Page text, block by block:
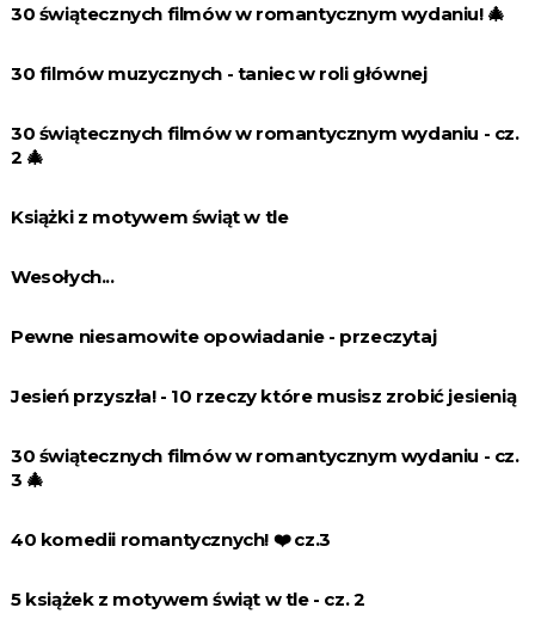
30 świątecznych filmów w romantycznym wydaniu! 🎄
30 filmów muzycznych - taniec w roli głównej
30 świątecznych filmów w romantycznym wydaniu - cz.
2 🎄
Książki z motywem świąt w tle
Wesołych...
Pewne niesamowite opowiadanie - przeczytaj
Jesień przyszła! - 10 rzeczy które musisz zrobić jesienią
30 świątecznych filmów w romantycznym wydaniu - cz.
3 🎄
40 komedii romantycznych! ❤️️ cz.3
5 książek z motywem świąt w tle - cz. 2